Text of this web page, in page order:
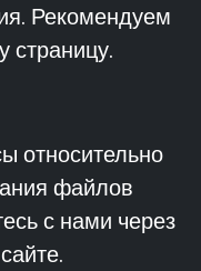
Рекомендуем
страницу.
относительно
файлов
с нами через